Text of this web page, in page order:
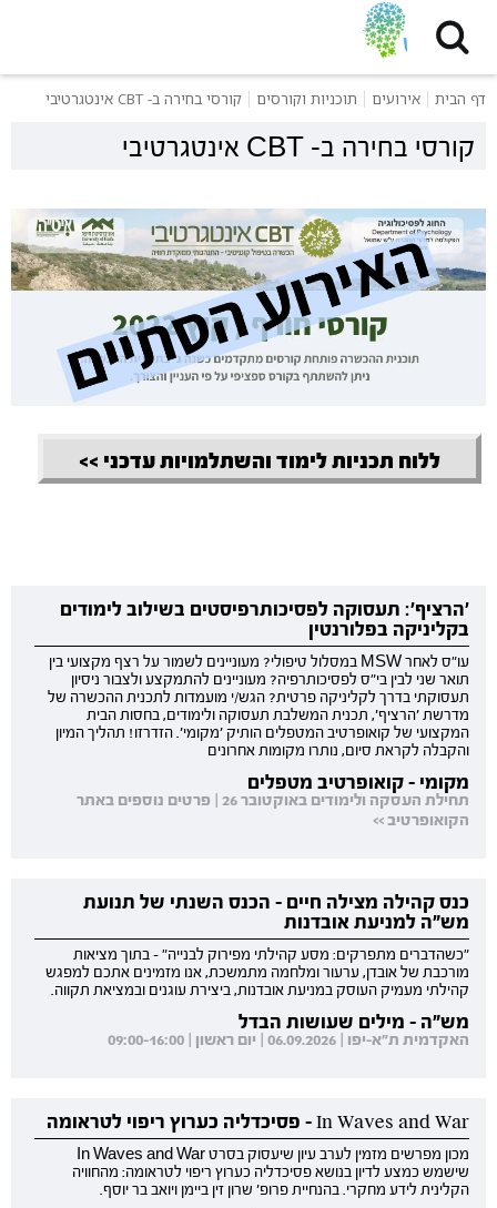
דף הבית אירועים תוכניות וקורסים קורסי בחירה ב- CBT אינטגרטיבי
קורסי בחירה ב- CBT אינטגרטיבי
ללוח תכניות לימוד והשתלמויות עדכני >>
'הרציף': תעסוקה לפסיכותרפיסטים בשילוב לימודים
בקליניקה בפלורנטין
עו"ס לאחר MSW במסלול טיפולי? מעוניינים לשמור על רצף מקצועי בין
תואר שני לבין בי"ס לפסיכותרפיה? מעוניינים להתמקצע ולצבור ניסיון
תעסוקתי בדרך לקליניקה פרטית? הגש/י מועמדות לתכנית ההכשרה של
מדרשת 'הרציף', תכנית המשלבת תעסוקה ולימודים, בחסות הבית
המקצועי של קואופרטיב המטפלים הותיק 'מקומי'. הזדרזו! תהליך המיון
והקבלה לקראת סיום, נותרו מקומות אחרונים
מקומי - קואופרטיב מטפלים
תחילת העסקה ולימודים באוקטובר 26 | פרטים נוספים באתר
הקואופרטיב >>
כנס קהילה מצילה חיים - הכנס השנתי של תנועת
מש"ה למניעת אובדנות
"כשהדברים מתפרקים: מסע קהילתי מפירוק לבנייה" - בתוך מציאות
מורכבת של אובדן, ערעור ומלחמה מתמשכת, אנו מזמינים אתכם למפגש
קהילתי מעמיק העוסק במניעת אובדנות, ביצירת עוגנים ובמציאת תקווה.
מש"ה - מילים שעושות הבדל
האקדמית ת"א-יפו | 06.09.2026 | יום ראשון | 09:00-16:00
In Waves and War - פסיכדליה כערוץ ריפוי לטראומה
מכון מפרשים מזמין לערב עיון שיעסוק בסרט In Waves and War
שישמש כמצע לדיון בנושא פסיכדליה כערוץ ריפוי לטראומה: מהחוויה
הקלינית לידע מחקרי. בהנחיית פרופ' שרון זין ביימן ויואב בר יוסף.